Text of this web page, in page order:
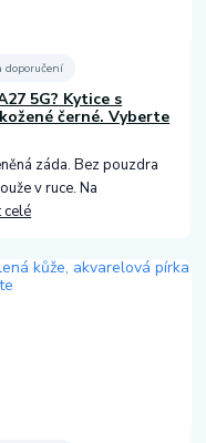
doporučení
5G? Kytice s
černé. Vyberte
záda. Bez pouzdra
v ruce. Na
celé